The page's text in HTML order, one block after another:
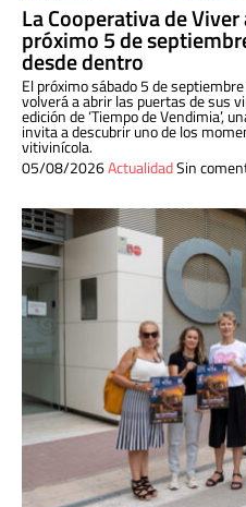
La Cooperativa de
próximo 5 de
desde dentro
El próximo sábado 5 de
volverá a abrir las puertas de sus
edición de ‘Tiempo de Vendimia’,
invita a descubrir uno de los
vitivinícola.
05/08/2026ActualidadSin